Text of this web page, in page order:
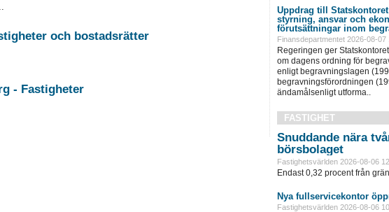
2026-08-11 Auktion i Falun - Fastigheter och bostadsrätter
2026-08-13 Auktion i Helsingborg - Fastigheter
Uppdrag till
styrning, ansvar och
förutsättningar inom
Finansdepartmentet 2026-08-07
Regeringen ger
om dagens ordning för
enligt begravningslagen
begravningsförordningen
ändamålsenligt utforma..
FASTIGHET
Snuddande nära
börsbolaget
Fastighetsvärlden 2026-08-06
Endast 0,32 procent från
Nya fullservicekontor
Fastighetsvärlden 2026-08-06